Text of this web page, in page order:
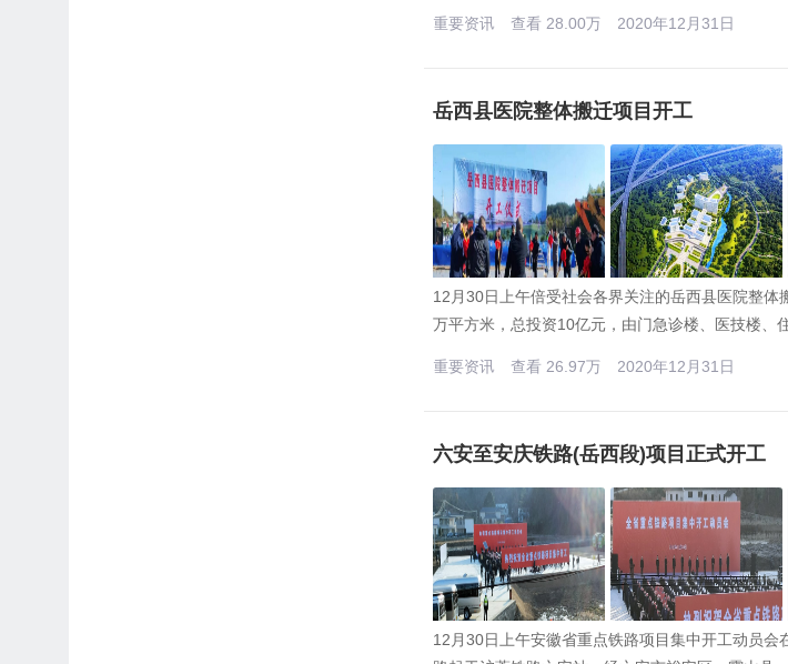
重要资讯 查看 28.00万 2020年12月31日
岳西县医院整体搬迁项目开工
12月30日上午倍受社会各界关注的岳西县医院整
万平方米，总投资10亿元，由门急诊楼、医技楼、
重要资讯 查看 26.97万 2020年12月31日
六安至安庆铁路(岳西段)项目正式开工
12月30日上午安徽省重点铁路项目集中开工动员